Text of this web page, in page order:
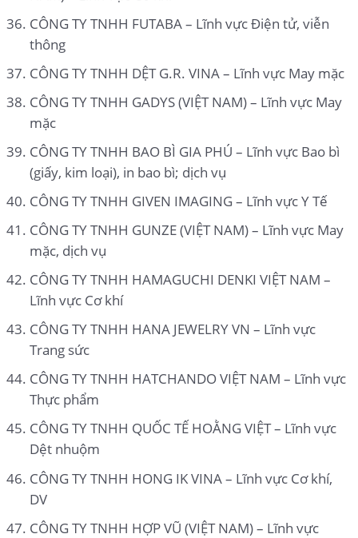
CÔNG TY TNHH FUTABA – Lĩnh vực Điện tử, viễn
thông
CÔNG TY TNHH DỆT G.R. VINA – Lĩnh vực May mặc
CÔNG TY TNHH GADYS (VIỆT NAM) – Lĩnh vực May
mặc
CÔNG TY TNHH BAO BÌ GIA PHÚ – Lĩnh vực Bao bì
(giấy, kim loại), in bao bì; dịch vụ
CÔNG TY TNHH GIVEN IMAGING – Lĩnh vực Y Tế
CÔNG TY TNHH GUNZE (VIỆT NAM) – Lĩnh vực May
mặc, dịch vụ
CÔNG TY TNHH HAMAGUCHI DENKI VIỆT NAM –
Lĩnh vực Cơ khí
CÔNG TY TNHH HANA JEWELRY VN – Lĩnh vực
Trang sức
CÔNG TY TNHH HATCHANDO VIỆT NAM – Lĩnh vực
Thực phẩm
CÔNG TY TNHH QUỐC TẾ HOẰNG VIỆT – Lĩnh vực
Dệt nhuộm
CÔNG TY TNHH HONG IK VINA – Lĩnh vực Cơ khí,
DV
CÔNG TY TNHH HỢP VŨ (VIỆT NAM) – Lĩnh vực